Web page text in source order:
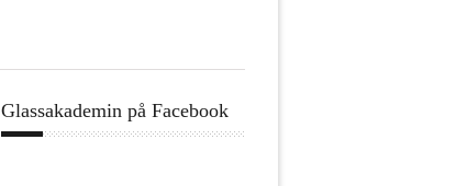
Glassakademin på Facebook